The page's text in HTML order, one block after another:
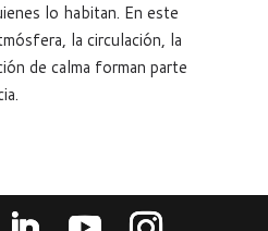
lo habitan. En este
la circulación, la
de calma forman parte